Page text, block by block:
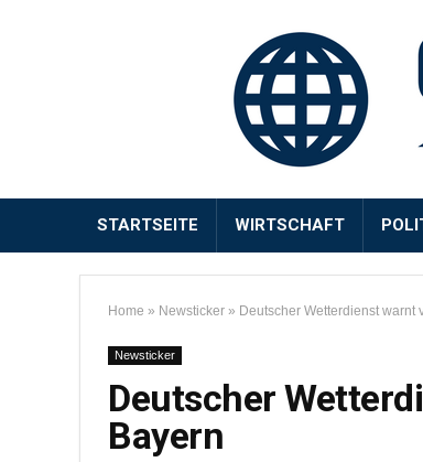
STARTSEITE WIRTSCHAFT
Home » Newsticker » Deutscher Wetterdienst warnt
Newsticker
Deutscher
Bayern